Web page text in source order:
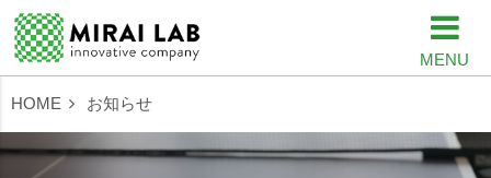
MENU
HOME お知らせ